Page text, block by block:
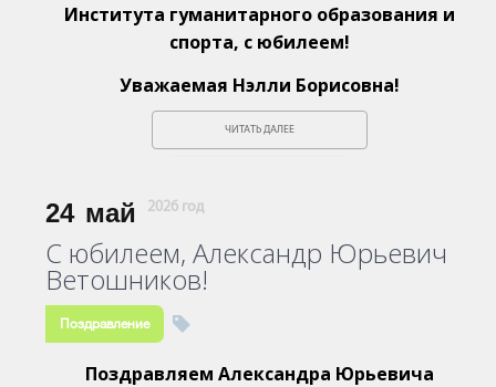
Института гуманитарного образования и
спорта, с юбилеем!
Уважаемая Нэлли Борисовна!
ЧИТАТЬ ДАЛЕЕ
24 май 2026 год
С юбилеем, Александр Юрьевич
Ветошников!
Поздравление
Поздравляем Александра Юрьевича